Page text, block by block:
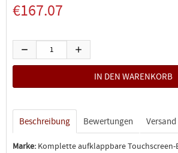
€167.07
Beschreibung Bewertungen
Marke: Komplette aufklappbare